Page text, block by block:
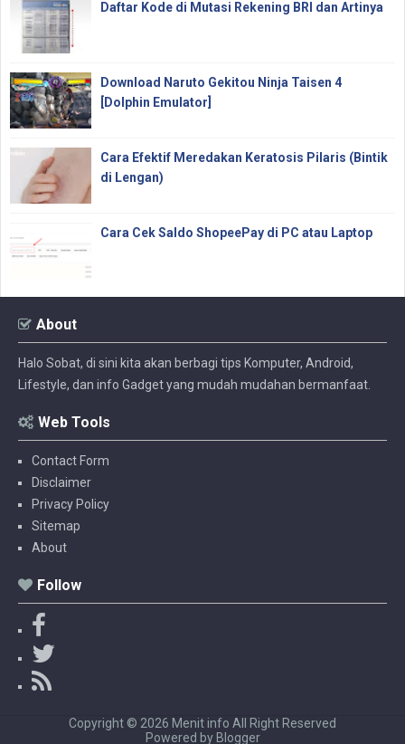
Daftar Kode di Mutasi Rekening BRI dan Artinya
Download Naruto Gekitou Ninja Taisen 4
[Dolphin Emulator]
Cara Efektif Meredakan Keratosis Pilaris (Bintik
di Lengan)
Cara Cek Saldo ShopeePay di PC atau Laptop
About
Halo Sobat, di sini kita akan berbagi tips Komputer, Android,
Lifestyle, dan info Gadget yang mudah mudahan bermanfaat.
Web Tools
Contact Form
Disclaimer
Privacy Policy
Sitemap
About
Follow
a
c
e
Copyright © 2026 Menit info All Right Reserved
Powered by Blogger